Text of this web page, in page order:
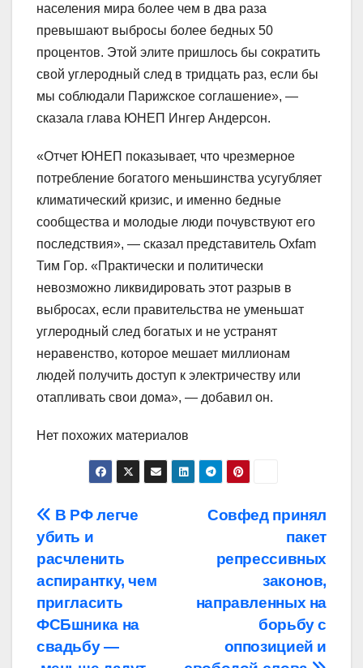
населения мира более чем в два раза
превышают выбросы более бедных 50
процентов. Этой элите пришлось бы сократить
свой углеродный след в тридцать раз, если бы
мы соблюдали Парижское соглашение», —
сказала глава ЮНЕП Ингер Андерсон.
«Отчет ЮНЕП показывает, что чрезмерное
потребление богатого меньшинства усугубляет
климатический кризис, и именно бедные
сообщества и молодые люди почувствуют его
последствия», — сказал представитель Oxfam
Тим Гор. «Практически и политически
невозможно ликвидировать этот разрыв в
выбросах, если правительства не уменьшат
углеродный след богатых и не устранят
неравенство, которое мешает миллионам
людей получить доступ к электричеству или
отапливать свои дома», — добавил он.
Нет похожих материалов
Навигация
по
записям
Совфед принял
пакет
репрессивных
законов,
направленных на
борьбу с
оппозицией и
В РФ легче
убить и
расчленить
аспирантку, чем
пригласить
ФСБшника на
свадьбу —